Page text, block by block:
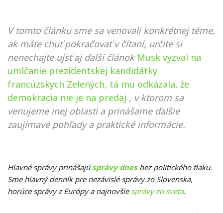
V tomto článku sme sa venovali konkrétnej téme,
ak máte chuť pokračovať v čítaní, určite si
nenechajte ujsť aj ďalší článok Musk vyzval na
umlčanie prezidentskej kandidátky
francúzskych Zelených, tá mu odkázala, že
demokracia nie je na predaj , v ktorom sa
venujeme inej oblasti a prinášame ďalšie
zaujímavé pohľady a praktické informácie.
Hlavné správy prinášajú správy dnesbez politického tlaku.
Sme hlavný denník pre nezávislé správy zo Slovenska,
horúce správy z Európy a najnovšie správy zo sveta.